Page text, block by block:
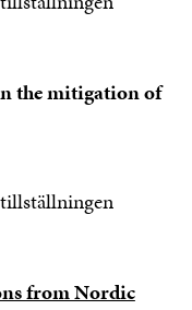
the mitigation of
from Nordic